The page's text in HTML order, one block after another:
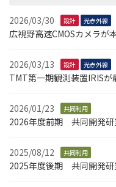
2026/03/30 設計 光赤外線
広視野高速CMOSカメラ
2026/03/13 設計 光赤外線
TMT第一期観測装置IRISが
2026/01/23 共同利用
2026年度前期 共同開発研
2025/08/12 共同利用
2025年度後期 共同開発研